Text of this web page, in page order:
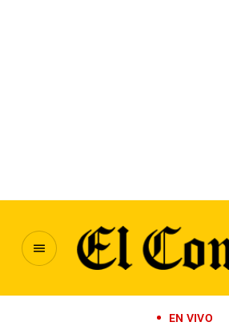
EN VIVO